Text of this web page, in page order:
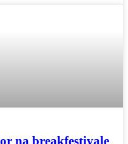
na breakfestivale